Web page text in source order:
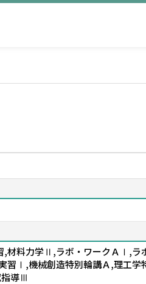
材料力学Ⅱ,ラボ・ワークＡⅠ,
機械創造特別輪講Ａ,理工学
指導Ⅲ